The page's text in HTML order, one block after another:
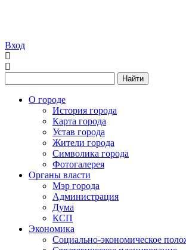
Вход
Найти
О городе
История города
Карта города
Устав города
Жители города
Символика города
Фотогалерея
Органы власти
Мэр города
Администрация
Дума
КСП
Экономика
Социально-экономическое